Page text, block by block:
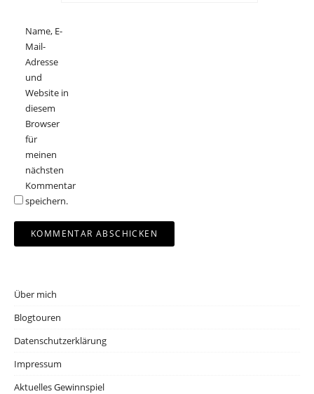
Name, E-
Mail-
Adresse
und
Website in
diesem
Browser
für
meinen
nächsten
Kommentar
speichern.
Über mich
Blogtouren
Datenschutzerklärung
Impressum
Aktuelles Gewinnspiel